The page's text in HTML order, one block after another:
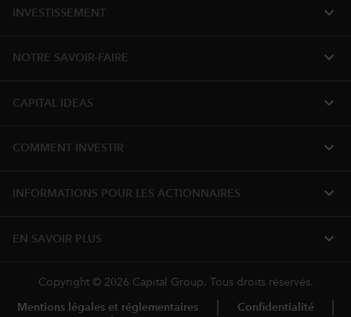
INVESTISSEMENT expand_more
NOTRE SAVOIR-FAIRE expand_more
CAPITAL IDEAS expand_more
COMMENT INVESTIR expand_more
INFORMATIONS POUR LES ACTIONNAIRES expand_more
EN SAVOIR PLUS expand_more
Copyright © 2026 Capital Group. Tous droits réservés.
Mentions légales et réglementaires Confidentialité